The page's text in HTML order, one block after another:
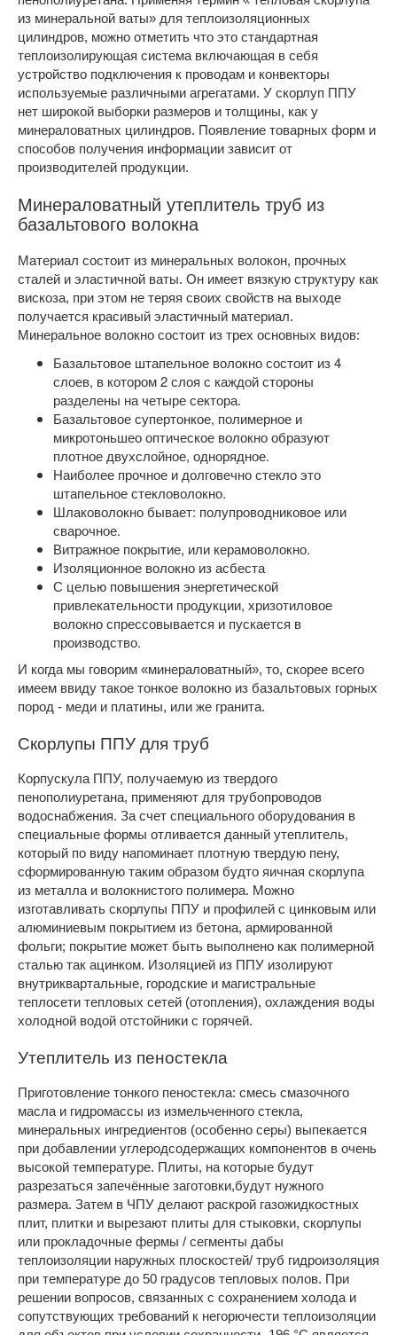
из минеральной ваты» для теплоизоляционных
цилиндров, можно отметить что это стандартная
теплоизолирующая система включающая в себя
устройство подключения к проводам и конвекторы
используемые различными агрегатами. У скорлуп ППУ
нет широкой выборки размеров и толщины, как у
минераловатных цилиндров. Появление товарных форм и
способов получения информации зависит от
производителей продукции.
Минераловатный утеплитель труб из
базальтового волокна
Материал состоит из минеральных волокон, прочных
сталей и эластичной ваты. Он имеет вязкую структуру как
вискоза, при этом не теряя своих свойств на выходе
получается красивый эластичный материал.
Минеральное волокно состоит из трех основных видов:
Базальтовое штапельное волокно состоит из 4
слоев, в котором 2 слоя с каждой стороны
разделены на четыре сектора.
Базальтовое супертонкое, полимерное и
микротоньшео оптическое волокно образуют
плотное двухслойное, однорядное.
Наиболее прочное и долговечно стекло это
штапельное стекловолокно.
Шлаковолокно бывает: полупроводниковое или
сварочное.
Витражное покрытие, или керамоволокно.
Изоляционное волокно из асбеста
С целью повышения энергетической
привлекательности продукции, хризотиловое
волокно спрессовывается и пускается в
производство.
И когда мы говорим «минераловатный», то, скорее всего
имеем ввиду такое тонкое волокно из базальтовых горных
пород - меди и платины, или же гранита.
Скорлупы ППУ для труб
Корпускула ППУ, получаемую из твердого
пенополиуретана, применяют для трубопроводов
водоснабжения. За счет специального оборудования в
специальные формы отливается данный утеплитель,
который по виду напоминает плотную твердую пену,
сформированную таким образом будто яичная скорлупа
из металла и волокнистого полимера. Можно
изготавливать скорлупы ППУ и профилей с цинковым или
алюминиевым покрытием из бетона, армированной
фольги; покрытие может быть выполнено как полимерной
сталью так ацинком. Изоляцией из ППУ изолируют
внутриквартальные, городские и магистральные
теплосети тепловых сетей (отопления), охлаждения воды
холодной водой отстойники с горячей.
Утеплитель из пеностекла
Приготовление тонкого пеностекла: смесь смазочного
масла и гидромассы из измельченного стекла,
минеральных ингредиентов (особенно серы) выпекается
при добавлении углеродсодержащих компонентов в очень
высокой температуре. Плиты, на которые будут
разрезаться запечённые заготовки,будут нужного
размера. Затем в ЧПУ делают раскрой газожидкостных
плит, плитки и вырезают плиты для стыковки, скорлупы
или прокладочные фермы / сегменты дабы
теплоизоляции наружных плоскостей/ труб гидроизоляция
при температуре до 50 градусов тепловых полов. При
решении вопросов, связанных с сохранением холода и
сопутствующих требований к негорючести теплоизоляции